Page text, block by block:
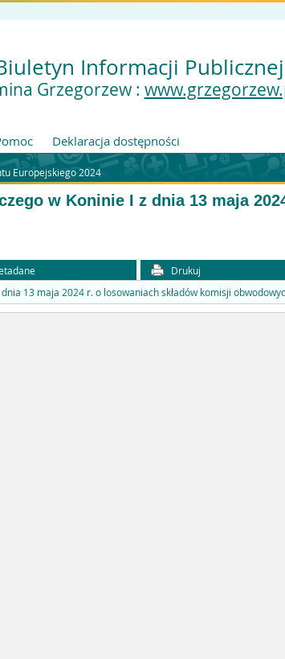
Informacji Publicznej
Grzegorzew :
Deklaracja dostępności
Europejskiego 2024
w Koninie I z dnia 13 maja
Drukuj
13 maja 2024 r. o losowaniach składów komisji